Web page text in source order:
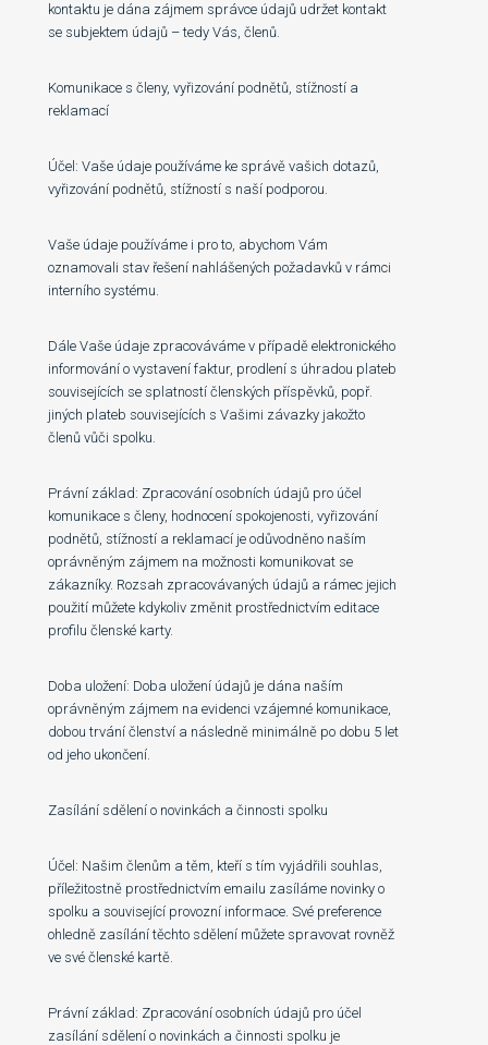
kontaktu je dána zájmem správce údajů udržet kontakt
se subjektem údajů – tedy Vás, členů.
Komunikace s členy, vyřizování podnětů, stížností a
reklamací
Účel: Vaše údaje používáme ke správě vašich dotazů,
vyřizování podnětů, stížností s naší podporou.
Vaše údaje používáme i pro to, abychom Vám
oznamovali stav řešení nahlášených požadavků v rámci
interního systému.
Dále Vaše údaje zpracováváme v případě elektronického
informování o vystavení faktur, prodlení s úhradou plateb
souvisejících se splatností členských příspěvků, popř.
jiných plateb souvisejících s Vašimi závazky jakožto
členů vůči spolku.
Právní základ: Zpracování osobních údajů pro účel
komunikace s členy, hodnocení spokojenosti, vyřizování
podnětů, stížností a reklamací je odůvodněno naším
oprávněným zájmem na možnosti komunikovat se
zákazníky. Rozsah zpracovávaných údajů a rámec jejich
použití můžete kdykoliv změnit prostřednictvím editace
profilu členské karty.
Doba uložení: Doba uložení údajů je dána naším
oprávněným zájmem na evidenci vzájemné komunikace,
dobou trvání členství a následně minimálně po dobu 5 let
od jeho ukončení.
Zasílání sdělení o novinkách a činnosti spolku
Účel: Našim členům a těm, kteří s tím vyjádřili souhlas,
příležitostně prostřednictvím emailu zasíláme novinky o
spolku a související provozní informace. Své preference
ohledně zasílání těchto sdělení můžete spravovat rovněž
ve své členské kartě.
Právní základ: Zpracování osobních údajů pro účel
zasílání sdělení o novinkách a činnosti spolku je